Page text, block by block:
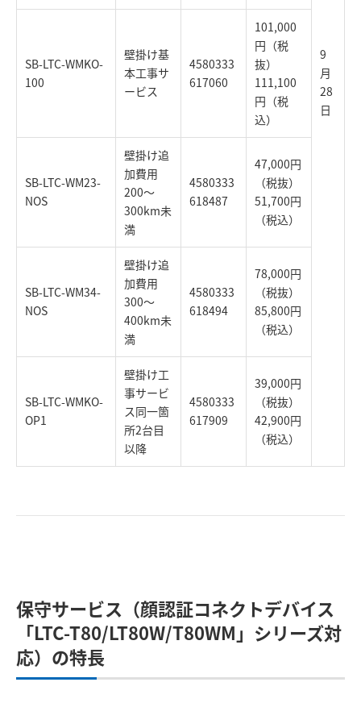
9
月
28
日
SB-LTC-WMKO-
100
壁掛け基
本工事サ
ービス
4580333
617060
101,000
円（税
抜）
111,100
円（税
込）
SB-LTC-WM23-
NOS
壁掛け追
加費用
200～
300km未
満
4580333
618487
47,000円
（税抜）
51,700円
（税込）
SB-LTC-WM34-
NOS
壁掛け追
加費用
300～
400km未
満
4580333
618494
78,000円
（税抜）
85,800円
（税込）
SB-LTC-WMKO-
OP1
壁掛け工
事サービ
ス同一箇
所2台目
以降
4580333
617909
39,000円
（税抜）
42,900円
（税込）
保守サービス（顔認証コネクトデバイス
「LTC-T80/LT80W/T80WM」シリーズ対
応）の特長